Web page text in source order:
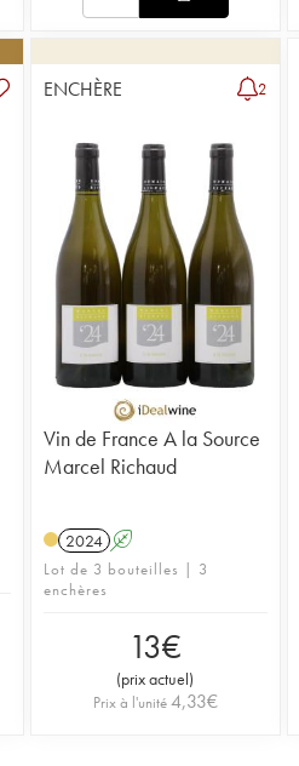
ENCHÈRE 2
Vin de France A la Source
Marcel Richaud
2024 A
Lot de 3 bouteilles | 3
enchères
13€
(prix actuel)
Prix à l'unité4,33€